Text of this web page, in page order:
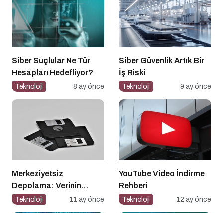
Siber Suçlular Ne Tür
Hesapları Hedefliyor?
Teknoloji 8 ay önce
Siber Güvenlik Artık Bir
İş Riski
Teknoloji 9 ay önce
Merkeziyetsiz
Depolama: Verinin
Geleceği Web3 ile
Teknoloji 11 ay önce
YouTube Video İndirme
Rehberi
Teknoloji 12 ay önce